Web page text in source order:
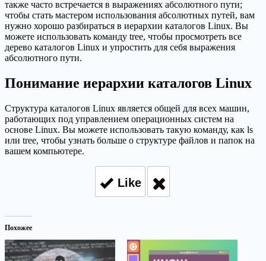
также часто встречается в выражениях абсолютного пути;
чтобы стать мастером использования абсолютных путей, вам
нужно хорошо разбираться в иерархии каталогов Linux. Вы
можете использовать команду tree, чтобы просмотреть все
дерево каталогов Linux и упростить для себя выражения
абсолютного пути.
Понимание иерархии каталогов Linux
Структура каталогов Linux является общей для всех машин,
работающих под управлением операционных систем на
основе Linux. Вы можете использовать такую команду, как ls
или tree, чтобы узнать больше о структуре файлов и папок на
вашем компьютере.
Like
Похожее